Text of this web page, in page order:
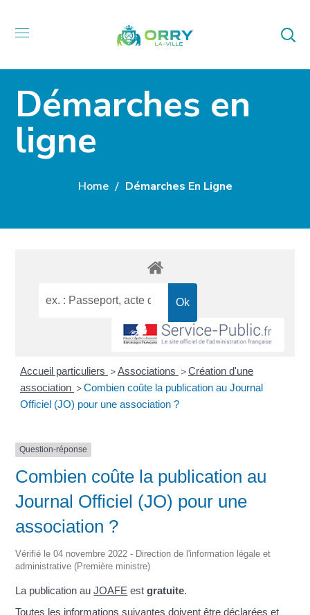
Démarches en
ligne
Home Démarches En Ligne
Accueil particuliers >Associations >Création d'une
association >Combien coûte la publication au Journal
Officiel (JO) pour une association ?
Question-réponse
Combien coûte la publication au
Journal Officiel (JO) pour une
association ?
Vérifié le 04 novembre 2022 - Direction de l'information légale et
administrative (Première ministre)
La publication auJOAFE estgratuite.
Toutes les informations suivantes doivent être déclarées et